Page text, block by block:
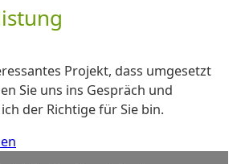
Projekt, dass umgesetzt
Sie uns ins Gespräch und
der Richtige für Sie bin.